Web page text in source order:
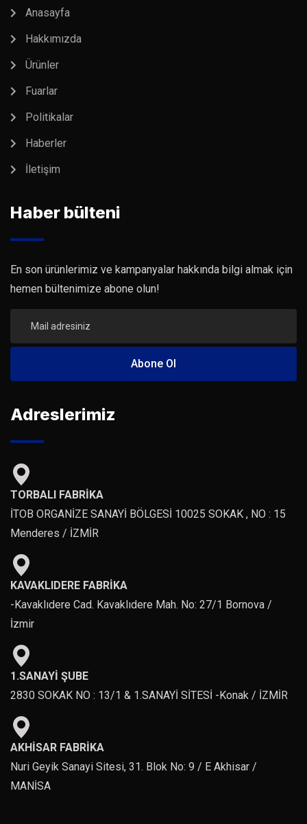
Anasayfa
Hakkımızda
Ürünler
Fuarlar
Politikalar
Haberler
İletişim
Haber bülteni
En son ürünlerimiz ve kampanyalar hakkında bilgi almak için
hemen bültenimize abone olun!
Adreslerimiz
TORBALI FABRİKA
İTOB ORGANİZE SANAYİ BÖLGESİ 10025 SOKAK , NO : 15
Menderes / İZMİR
KAVAKLIDERE FABRİKA
-Kavaklıdere Cad. Kavaklıdere Mah. No: 27/1 Bornova /
İzmir
1.SANAYİ ŞUBE
2830 SOKAK NO : 13/1 & 1.SANAYİ SİTESİ -Konak / İZMİR
AKHİSAR FABRİKA
Nuri Geyik Sanayi Sitesi, 31. Blok No: 9 / E Akhisar /
MANİSA